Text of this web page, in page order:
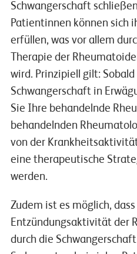
Schwangerschaft
Patientinnen können sich
erfüllen, was vor allem
Therapie der
wird. Prinzipiell gilt: Sobald
Schwangerschaft in
Sie Ihre behandelnde
behandelnden
von der
eine therapeutische
werden.
Zudem ist es möglich,
Entzündungsaktivität der
durch die